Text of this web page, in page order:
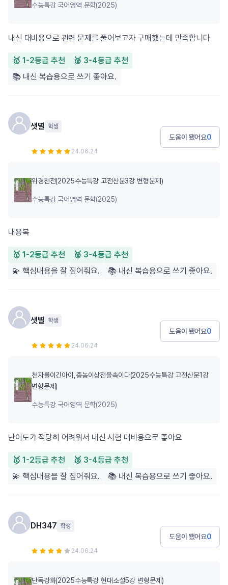
수능특강 국어영역 문학(2025)
내신 대비용으로 관련 문제를 풀어보고자 구매했는데 만족합니다
🥇 1-2등급 추천
🥈 3-4등급 추천
📚 내신 복습용으로 쓰기 좋아요.
샛별 학생
24.06.24
도움이 됐어요0
위경천전(2025수능특강 고전산문3강 변형문제)
수능특강 국어영역 문학(2025)
내용복
🥇 1-2등급 추천
🥈 3-4등급 추천
💫 핵심내용을 잘 짚어줘요.
📚 내신 복습용으로 쓰기 좋아요.
샛별 학생
24.06.24
도움이 됐어요0
천자를이긴아이,종놈이상전을속이다(2025수능특강 고전산문1강
변형문제)
수능특강 국어영역 문학(2025)
난이도가 적당히 어려워서 내신 시험 대비용으로 좋아요
🥇 1-2등급 추천
🥈 3-4등급 추천
💫 핵심내용을 잘 짚어줘요.
📚 내신 복습용으로 쓰기 좋아요.
DH347 학생
24.06.24
도움이 됐어요0
단독강화(2025수능특강 현대소설5강 변형문제)